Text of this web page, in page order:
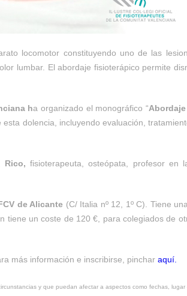
locomotor constituyendo uno de las
lumbar. El abordaje fisioterápico permite
ha organizado el monográfico “
dolencia, incluyendo evaluación,
Rico, fisioterapeuta, osteópata, profesor en
de Alicante (C/ Italia nº 12, 1º C). Tiene
tiene un coste de 120 €, para colegiados de
más información e inscribirse, pinchar aquí.
y que puedan afectar a aspectos como fechas,